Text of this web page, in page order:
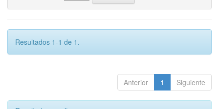
Resultados 1-1 de 1.
Anterior 1 Siguiente